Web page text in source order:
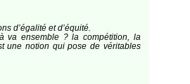
d’égalité et d’équité.
va ensemble ? la compétition, la
une notion qui pose de véritables